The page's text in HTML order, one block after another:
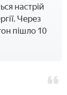
настрій
Через
пішло 10